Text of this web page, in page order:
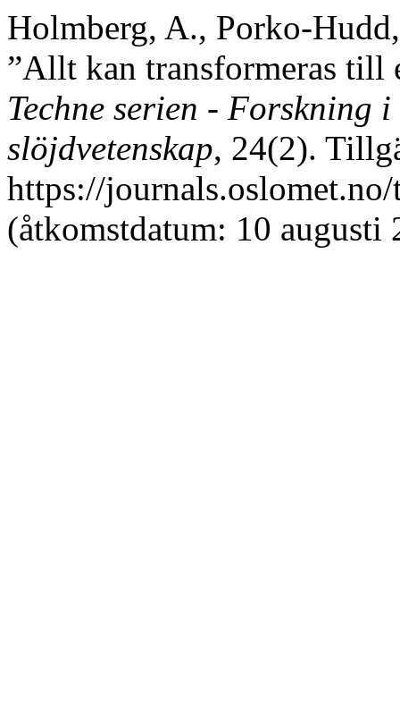
Holmberg, A., Porko-
”Allt kan transformeras till
Techne serien - Forskning
slöjdvetenskap, 24(2).
https://
(åtkomstdatum: 10 augusti